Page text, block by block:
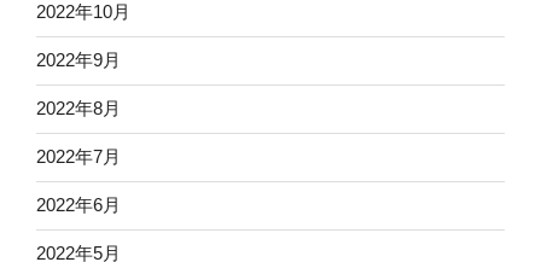
2022年10月
2022年9月
2022年8月
2022年7月
2022年6月
2022年5月